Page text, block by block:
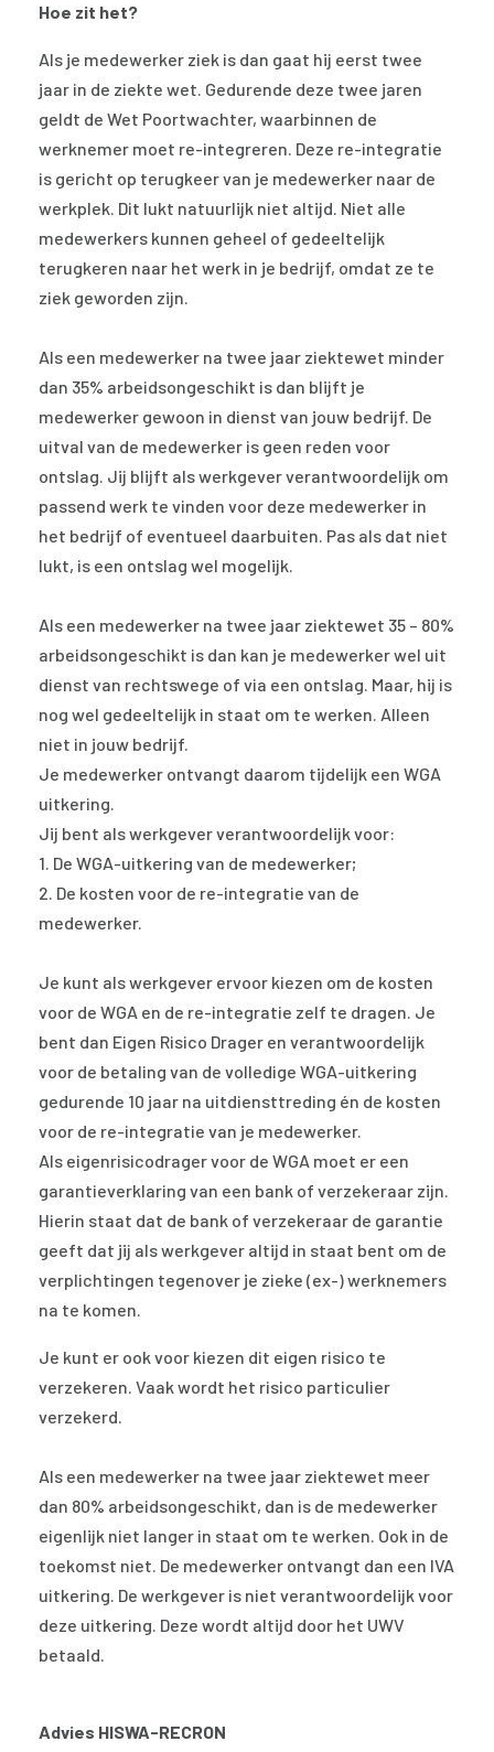
Hoe zit het?
Als je medewerker ziek is dan gaat hij eerst twee
jaar in de ziekte wet. Gedurende deze twee jaren
geldt de Wet Poortwachter, waarbinnen de
werknemer moet re-integreren. Deze re-integratie
is gericht op terugkeer van je medewerker naar de
werkplek. Dit lukt natuurlijk niet altijd. Niet alle
medewerkers kunnen geheel of gedeeltelijk
terugkeren naar het werk in je bedrijf, omdat ze te
ziek geworden zijn.
Als een medewerker na twee jaar ziektewet minder
dan 35% arbeidsongeschikt is dan blijft je
medewerker gewoon in dienst van jouw bedrijf. De
uitval van de medewerker is geen reden voor
ontslag. Jij blijft als werkgever verantwoordelijk om
passend werk te vinden voor deze medewerker in
het bedrijf of eventueel daarbuiten. Pas als dat niet
lukt, is een ontslag wel mogelijk.
Als een medewerker na twee jaar ziektewet 35 – 80%
arbeidsongeschikt is dan kan je medewerker wel uit
dienst van rechtswege of via een ontslag. Maar, hij is
nog wel gedeeltelijk in staat om te werken. Alleen
niet in jouw bedrijf.
Je medewerker ontvangt daarom tijdelijk een WGA
uitkering.
Jij bent als werkgever verantwoordelijk voor:
1. De WGA-uitkering van de medewerker;
2. De kosten voor de re-integratie van de
medewerker.
Je kunt als werkgever ervoor kiezen om de kosten
voor de WGA en de re-integratie zelf te dragen. Je
bent dan Eigen Risico Drager en verantwoordelijk
voor de betaling van de volledige WGA-uitkering
gedurende 10 jaar na uitdiensttreding én de kosten
voor de re-integratie van je medewerker.
Als eigenrisicodrager voor de WGA moet er een
garantieverklaring van een bank of verzekeraar zijn.
Hierin staat dat de bank of verzekeraar de garantie
geeft dat jij als werkgever altijd in staat bent om de
verplichtingen tegenover je zieke (ex-) werknemers
na te komen.
Je kunt er ook voor kiezen dit eigen risico te
verzekeren. Vaak wordt het risico particulier
verzekerd.
Als een medewerker na twee jaar ziektewet meer
dan 80% arbeidsongeschikt, dan is de medewerker
eigenlijk niet langer in staat om te werken. Ook in de
toekomst niet. De medewerker ontvangt dan een IVA
uitkering. De werkgever is niet verantwoordelijk voor
deze uitkering. Deze wordt altijd door het UWV
betaald.
Advies HISWA-RECRON